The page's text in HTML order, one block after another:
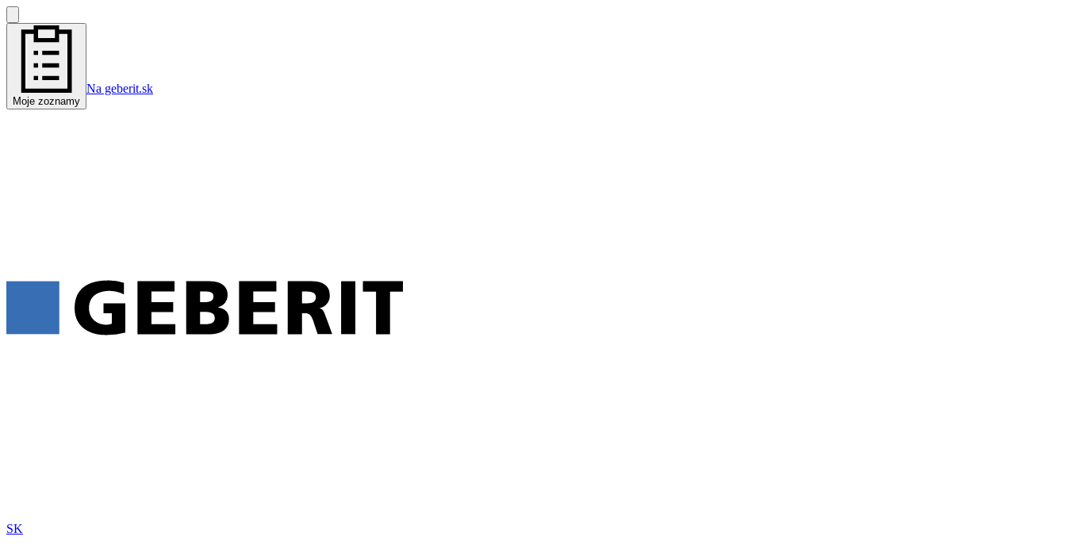
Moje zoznamy
Na geberit.sk
SK